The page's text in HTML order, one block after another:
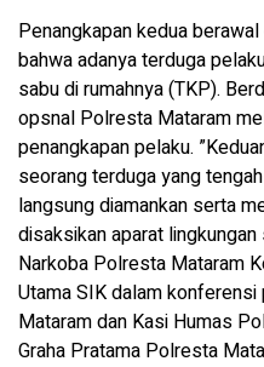
Penangkapan kedua
bahwa adanya terduga
sabu di rumahnya (TKP).
opsnal Polresta Mataram
penangkapan pelaku.
seorang terduga yang
langsung diamankan serta
disaksikan aparat
Narkoba Polresta Mataram
Utama SIK dalam
Mataram dan Kasi Humas
Graha Pratama Polresta